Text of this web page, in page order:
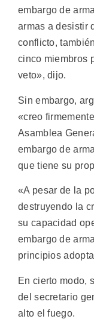
embargo de
armas a desistir
conflicto,
cinco miembros
veto», dijo.
Sin embargo,
«creo
Asamblea
embargo de
que tiene su
«A pesar de la
destruyendo la
su capacidad
embargo de
principios
En cierto modo,
del secretario
alto el fuego.